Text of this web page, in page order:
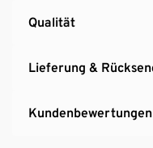
Qualität
Lieferung &
Kundenbewertungen